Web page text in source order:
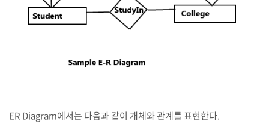
ER Diagram에서는 다음과 같이 개체와 관계를 표현한다.